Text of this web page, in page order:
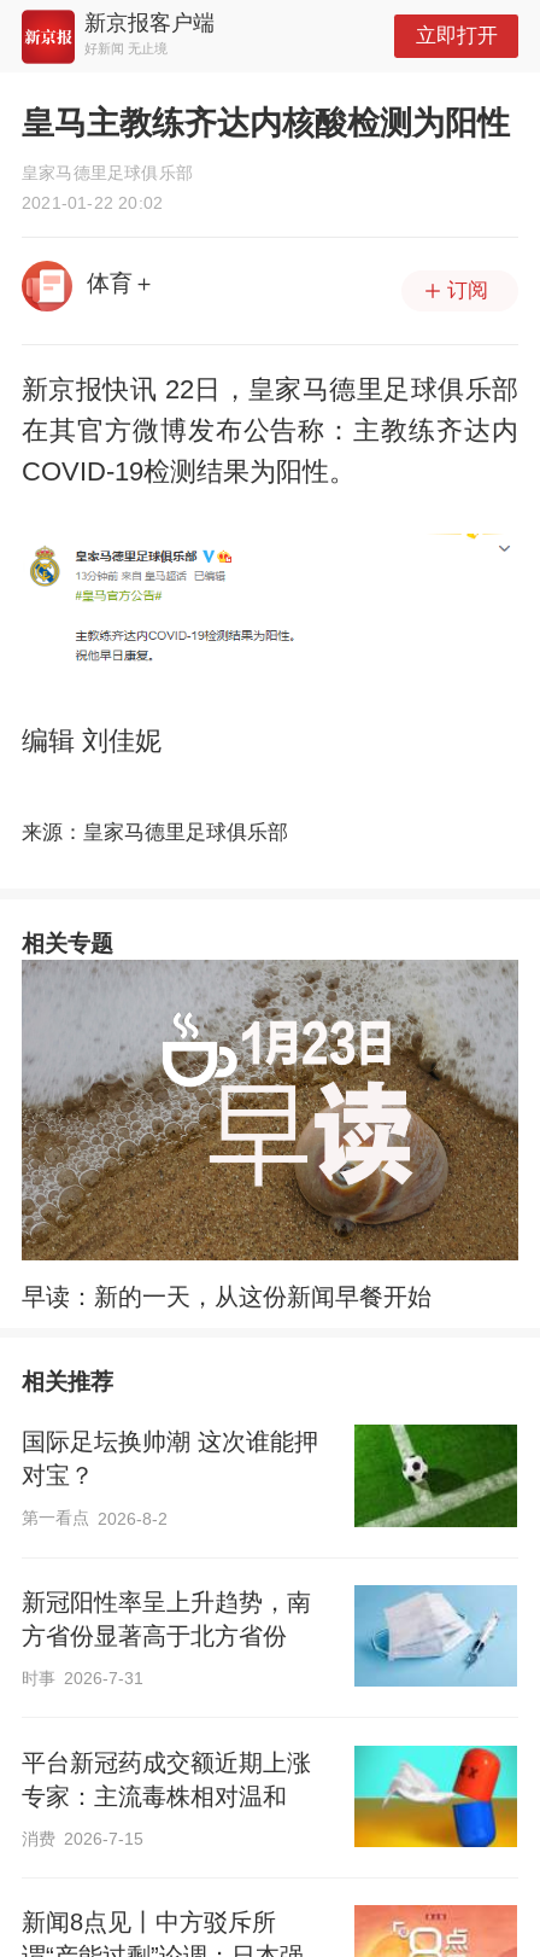
新京报客户端
好新闻 无止境
立即打开
皇马主教练齐达内核酸检测为阳性
皇家马德里足球俱乐部
2021-01-22 20:02
体育＋ 订阅
新京报快讯 22日，皇家马德里足球俱乐部
在其官方微博发布公告称：主教练齐达内
COVID-19检测结果为阳性。
编辑 刘佳妮
来源：皇家马德里足球俱乐部
相关专题
早读：新的一天，从这份新闻早餐开始
相关推荐
国际足坛换帅潮 这次谁能押
对宝？
第一看点 2026-8-2
新冠阳性率呈上升趋势，南
方省份显著高于北方省份
时事 2026-7-31
平台新冠药成交额近期上涨
专家：主流毒株相对温和
消费 2026-7-15
新闻8点见丨中方驳斥所